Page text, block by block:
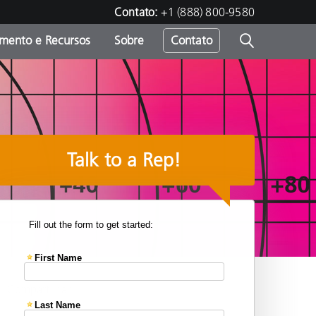
Contato: +1 (888) 800-9580
e Recursos Sobre Contato
Talk to a Rep!